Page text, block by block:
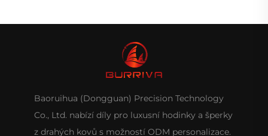
Baoruihua (Dongguan) Precision Technology
Co., Ltd. nabízí díly pro luxusní hodinky a šperky
z drahých kovů s možností ODM personalizace.